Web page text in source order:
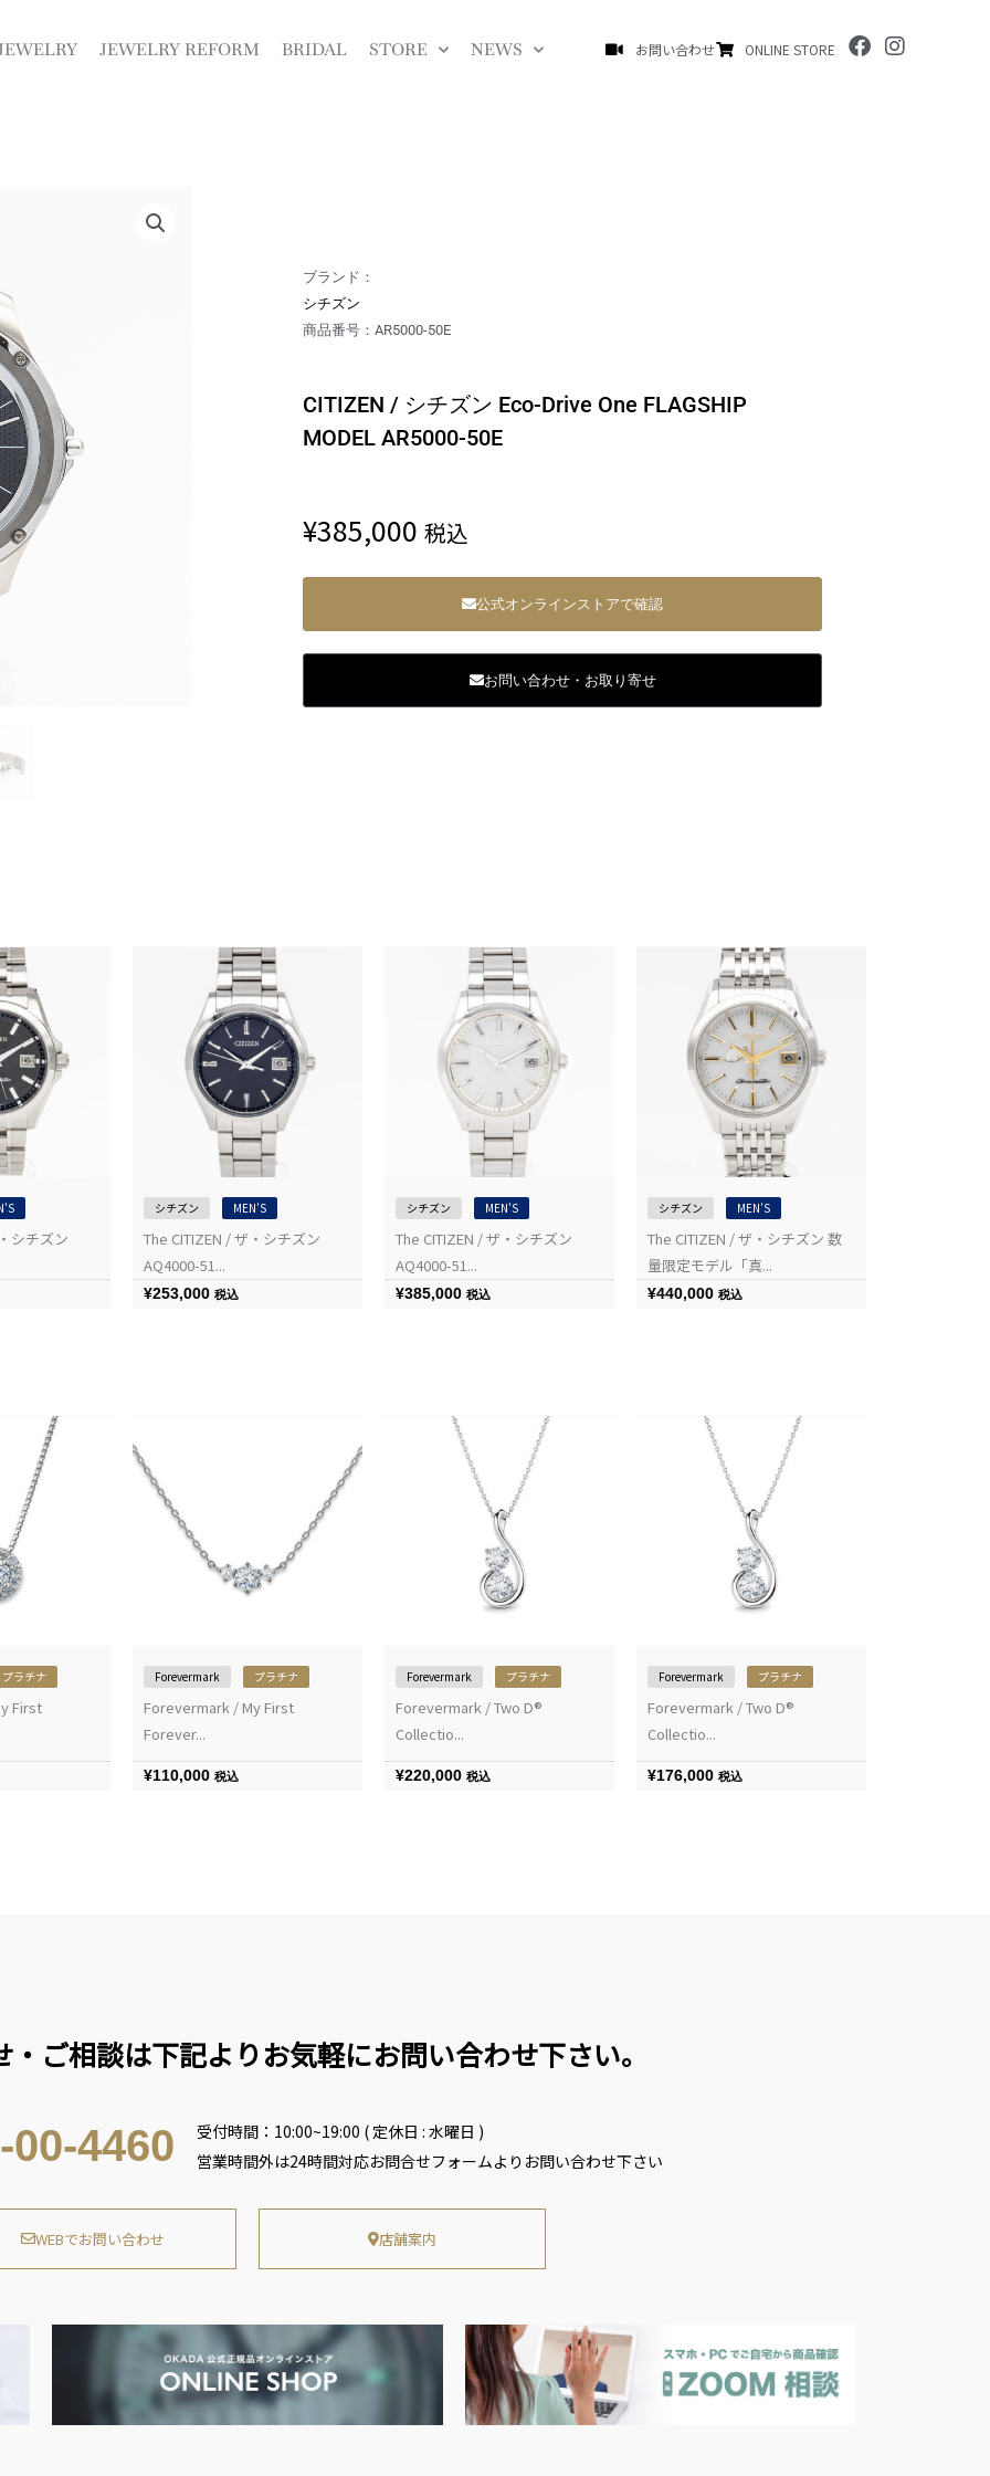
JEWELRY REFORM BRIDAL STORE NEWS お問い合わせ ONLINE STORE F
a
I
n
ブランド：
シチズン
商品番号：AR5000-50E
CITIZEN / シチズン Eco-Drive One FLAGSHIP
MODEL AR5000-50E
¥385,000 税込
公式オンラインストアで確認
お問い合わせ・お取り寄せ
シチズン
シチズン MEN'S
The CITIZEN / ザ・シチズン
AQ4000-51...
¥253,000 税込
シチズン MEN'S
The CITIZEN / ザ・シチズン
AQ4000-51...
¥385,000 税込
シチズン MEN'S
The CITIZEN / ザ・シチズン 数
量限定モデル「真...
¥440,000 税込
プラチナ
First
Forevermark プラチナ
Forevermark / My First
Forever...
¥110,000 税込
Forevermark プラチナ
Forevermark / Two D®
Collectio...
¥220,000 税込
Forevermark プラチナ
Forevermark / Two D®
Collectio...
¥176,000 税込
ご相談は下記よりお気軽にお問い合わせ下さい。
00-4460
受付時間：10:00~19:00 ( 定休日 : 水曜日 )
営業時間外は24時間対応お問合せフォームよりお問い合わせ下さい
WEBでお問い合わせ 店舗案内